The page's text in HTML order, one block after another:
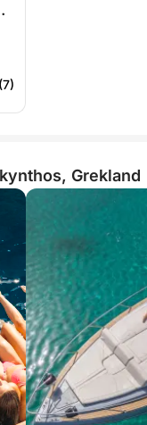
Grekland